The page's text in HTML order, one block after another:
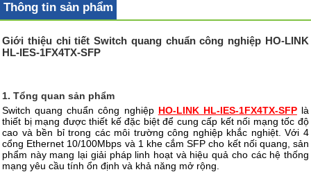
Thông tin sản phẩm
Giới thiệu chi tiết Switch quang chuẩn công nghiệp HO-LINK
HL-IES-1FX4TX-SFP
1. Tổng quan sản phẩm
Switch quang chuẩn công nghiệp HO-LINK HL-IES-1FX4TX-SFPlà
thiết bị mạng được thiết kế đặc biệt để cung cấp kết nối mạng tốc độ
cao và bền bỉ trong các môi trường công nghiệp khắc nghiệt. Với 4
cổng Ethernet 10/100Mbps và 1 khe cắm SFP cho kết nối quang, sản
phẩm này mang lại giải pháp linh hoạt và hiệu quả cho các hệ thống
mạng yêu cầu tính ổn định và khả năng mở rộng.